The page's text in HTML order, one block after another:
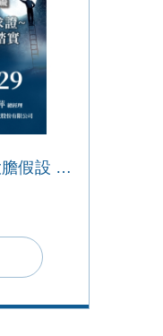
2021【管理講座】大膽假設 小心求證 人生有夢 逐夢踏實